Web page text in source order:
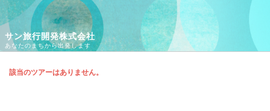
サン旅行開発株式会社
あなたのまちから出発します